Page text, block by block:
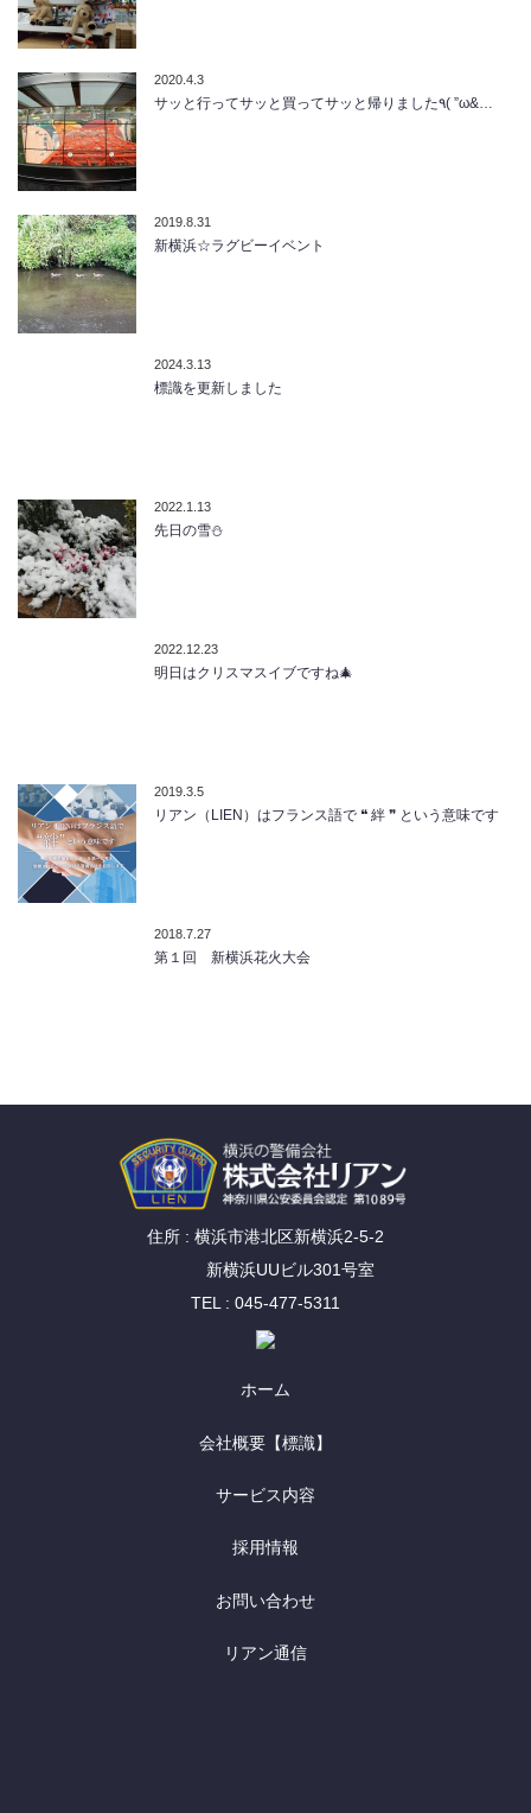
2020.4.3
サッと行ってサッと買ってサッと帰りました٩( ”ω&…
2019.8.31
新横浜☆ラグビーイベント
2024.3.13
標識を更新しました
2022.1.13
先日の雪⛄
2022.12.23
明日はクリスマスイブですね🎄
2019.3.5
リアン（LIEN）はフランス語で ❝ 絆 ❞ という意味です
2018.7.27
第１回 新横浜花火大会
住所 : 横浜市港北区新横浜2-5-2
新横浜UUビル301号室
TEL : 045-477-5311
ホーム
会社概要【標識】
サービス内容
採用情報
お問い合わせ
リアン通信